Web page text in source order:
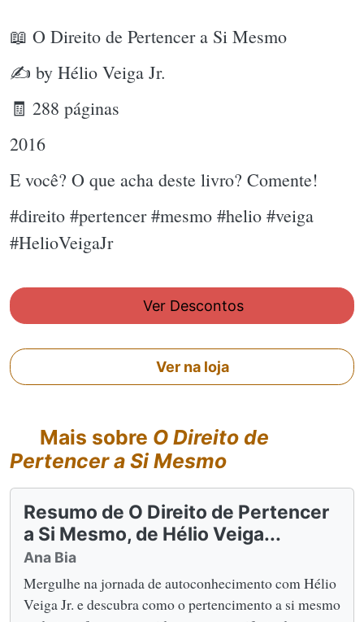
📖 O Direito de Pertencer a Si Mesmo
✍ by Hélio Veiga Jr.
🧾 288 páginas
2016
E você? O que acha deste livro? Comente!
#direito #pertencer #mesmo #helio #veiga
#HelioVeigaJr
Ver Descontos
Ver na loja
Mais sobre O Direito de
Pertencer a Si Mesmo
Resumo de O Direito de Pertencer
a Si Mesmo, de Hélio Veiga...
Ana Bia
Mergulhe na jornada de autoconhecimento com Hélio
Veiga Jr. e descubra como o pertencimento a si mesmo